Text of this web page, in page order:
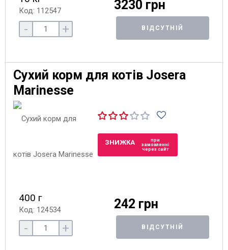
Код: 112547 3230 грн
- + ВІДСУТНІЙ
Сухий корм для котів Josera
Marinesse
ЗНИЖКА
при
замовленні
через сайт
400 г
Код: 124534 242 грн
- + ВІДСУТНІЙ